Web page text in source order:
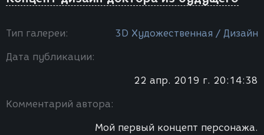
Тип галереи: 3D Художественная / Дизайн
Дата публикации:
22 апр. 2019 г. 20:14:38
Комментарий автора:
Мой первый концепт персонажа.